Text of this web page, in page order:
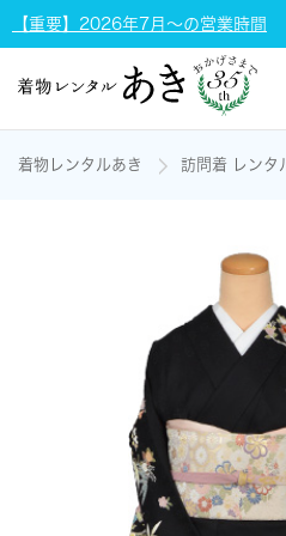
【重要】2026年7月～の営業時間
着物レンタルあき 訪問着 レンタ